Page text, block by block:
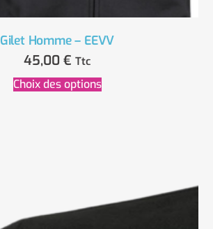
Gilet Homme – EEVV
45,00 € Ttc
Choix des options